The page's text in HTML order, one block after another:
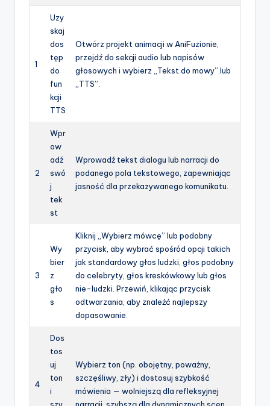
1
Uzy
skaj
dos
tęp
do
fun
kcji
TTS
Otwórz projekt animacji w AniFuzionie,
przejdź do sekcji audio lub napisów
głosowych i wybierz „Tekst do mowy” lub
„TTS”.
2
Wpr
ow
adź
swó
j
tek
st
Wprowadź tekst dialogu lub narracji do
podanego pola tekstowego, zapewniając
jasność dla przekazywanego komunikatu.
3
Wy
bier
z
gło
s
Kliknij „Wybierz mówcę” lub podobny
przycisk, aby wybrać spośród opcji takich
jak standardowy głos ludzki, głos podobny
do celebryty, głos kreskówkowy lub głos
nie-ludzki. Przewiń, klikając przycisk
odtwarzania, aby znaleźć najlepszy
dopasowanie.
4
Dos
tos
uj
ton
i
Wybierz ton (np. obojętny, poważny,
szczęśliwy, zły) i dostosuj szybkość
mówienia — wolniejszą dla refleksyjnej